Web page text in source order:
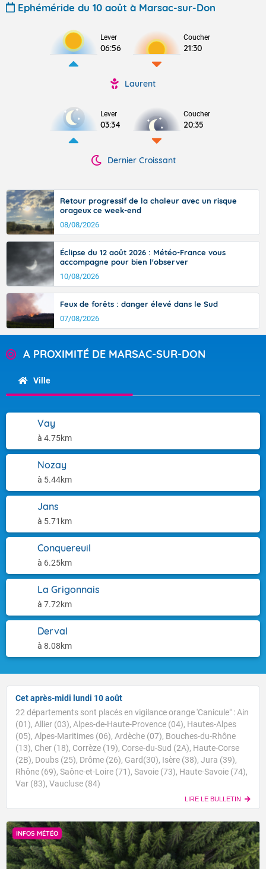
Ephéméride du 10 août à Marsac-sur-Don
Lever
06:56
Coucher
21:30
Laurent
Lever
03:34
Coucher
20:35
Dernier Croissant
Retour progressif de la chaleur avec un risque
orageux ce week-end
08/08/2026
Éclipse du 12 août 2026 : Météo-France vous
accompagne pour bien l'observer
10/08/2026
Feux de forêts : danger élevé dans le Sud
07/08/2026
A PROXIMITÉ DE MARSAC-SUR-DON
Ville
Vay
à 4.75km
Nozay
à 5.44km
Jans
à 5.71km
Conquereuil
à 6.25km
La Grigonnais
à 7.72km
Derval
à 8.08km
Cet après-midi lundi 10 août
22 départements sont placés en vigilance orange 'Canicule" : Ain
(01), Allier (03), Alpes-de-Haute-Provence (04), Hautes-Alpes
(05), Alpes-Maritimes (06), Ardèche (07), Bouches-du-Rhône
(13), Cher (18), Corrèze (19), Corse-du-Sud (2A), Haute-Corse
(2B), Doubs (25), Drôme (26), Gard(30), Isère (38), Jura (39),
Rhône (69), Saône-et-Loire (71), Savoie (73), Haute-Savoie (74),
Var (83), Vaucluse (84)
LIRE LE BULLETIN
INFOS MÉTÉO